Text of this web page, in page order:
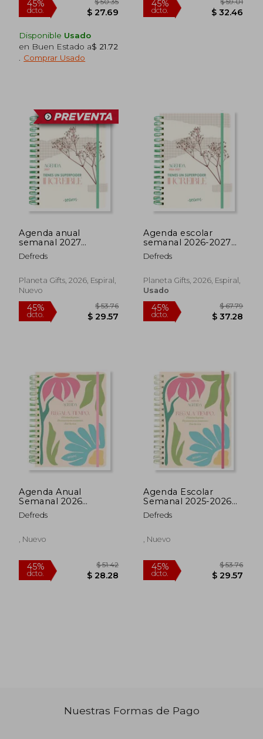
45%
dcto. $ 23.98
45%
dcto.
Disponible Usado
en Buen Estado a$ 21.72
Comprar Usado
Agenda anual
semanal 2027
Defreds
Defreds
Planeta Gifts, 2026, Espiral,
Nuevo
Agenda escolar
semanal 2026-2027
Defreds
Defreds
Planeta Gifts, 2026, Espiral,
Usado
Agenda Anual
Semanal 2026
Defreds (en Inglés)
Defreds
, Nuevo
Agenda Escolar
Semanal 2025-2026
Defreds
Defreds
, Nuevo
Nuestras Formas de Pago